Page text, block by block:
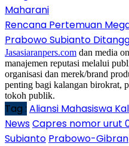
Maharani
Rencana Pertemuan
Prabowo Subianto
Jasasiaranpers.com dan media
manajemen reputasi melalui
organisasi dan merek/brand
penting bagi kalangan birokrat,
tokoh publik.
Tag : Aliansi Mahasiswa
NewsCapres nomor urut
Subianto Prabowo-Gibran